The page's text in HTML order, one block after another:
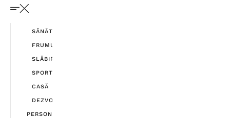
SĂNĂTATE
FRUMUSEȚE
SLĂBIRE
SPORT
CASĂ
DEZVOLTARE
PERSONALĂ